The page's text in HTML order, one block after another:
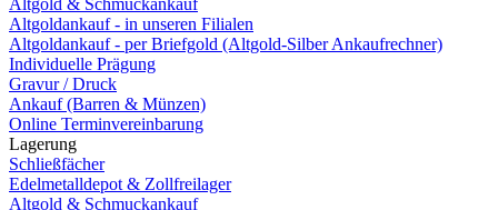
Altgold & Schmuckankauf
Altgoldankauf - in unseren Filialen
Altgoldankauf - per Briefgold (Altgold-Silber Ankaufrechner)
Individuelle Prägung
Gravur / Druck
Ankauf (Barren & Münzen)
Online Terminvereinbarung
Lagerung
Schließfächer
Edelmetalldepot & Zollfreilager
Altgold & Schmuckankauf